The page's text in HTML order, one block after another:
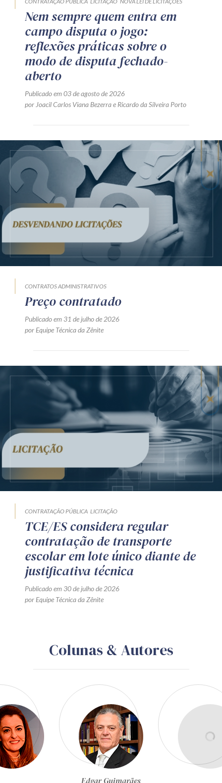
Nem sempre quem entra em
campo disputa o jogo:
reflexões práticas sobre o
modo de disputa fechado-
aberto
Publicado em 03 de agosto de 2026
por Joacil Carlos Viana Bezerrae Ricardo da Silveira Porto
CONTRATOS ADMINISTRATIVOS
Preço contratado
Publicado em 31 de julho de 2026
por Equipe Técnica da Zênite
CONTRATAÇÃO PÚBLICA LICITAÇÃO
TCE/ES considera regular
contratação de transporte
escolar em lote único diante de
justificativa técnica
Publicado em 30 de julho de 2026
por Equipe Técnica da Zênite
Colunas & Autores
Egon Bockmann Moreira